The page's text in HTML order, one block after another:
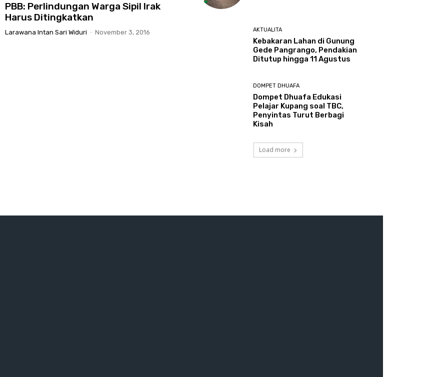
PBB: Perlindungan Warga Sipil Irak
Harus Ditingkatkan
Larawana Intan Sari Widuri - November 3, 2016 AKTUALITA
Kebakaran Lahan di Gunung
Gede Pangrango, Pendakian
Ditutup hingga 11 Agustus
DOMPET DHUAFA
Dompet Dhuafa Edukasi
Pelajar Kupang soal TBC,
Penyintas Turut Berbagi
Kisah
Load more